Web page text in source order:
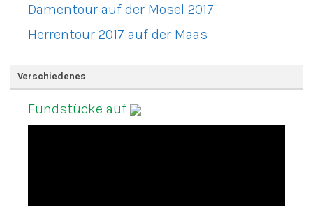
Damentour auf der Mosel 2017
Herrentour 2017 auf der Maas
Verschiedenes
Fundstücke auf